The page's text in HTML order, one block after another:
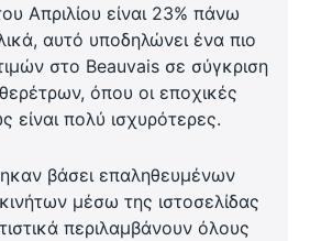
Απριλίου είναι 23% πάνω
αυτό υποδηλώνει ένα πιο
στο Beauvais σε σύγκριση
όπου οι εποχικές
είναι πολύ ισχυρότερες.
βάσει επαληθευμένων
μέσω της ιστοσελίδας
περιλαμβάνουν όλους